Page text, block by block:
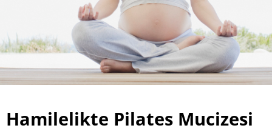
Hamilelikte Pilates Mucizesi